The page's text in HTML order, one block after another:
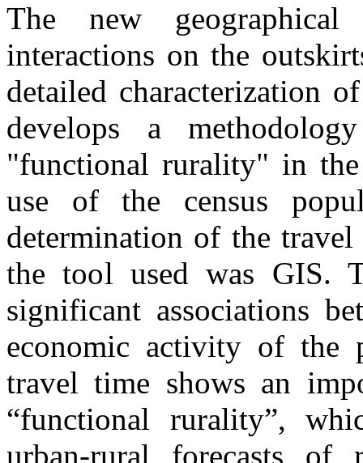
The new
interactions on the
detailed characterization
develops a
"functional rurality" in
use of the census
determination of the
the tool used was GIS.
significant associations
economic activity of the
travel time shows an
“functional rurality”,
urban-rural forecasts of